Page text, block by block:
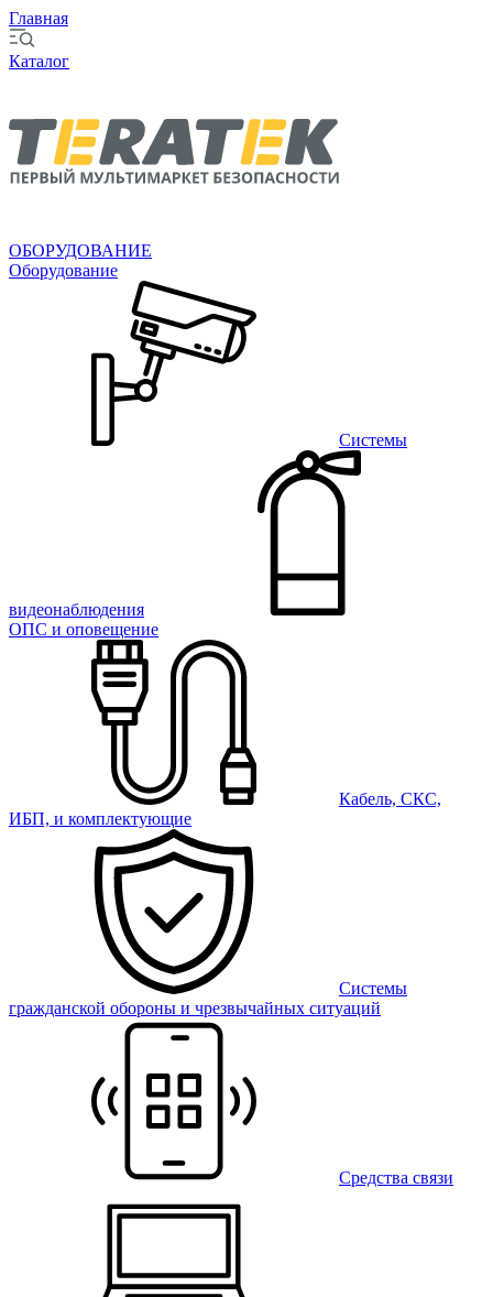
Главная
Каталог
ОБОРУДОВАНИЕ
Оборудование
Системы
видеонаблюдения
ОПС и оповещение
Кабель, СКС,
ИБП, и комплектующие
Системы
гражданской обороны и чрезвычайных ситуаций
Средства связи